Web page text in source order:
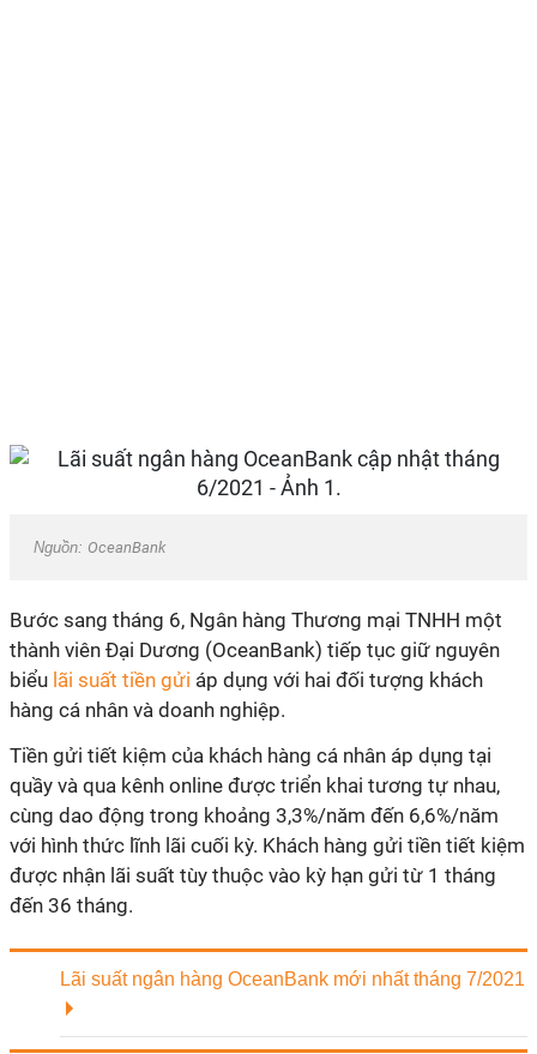
Nguồn: OceanBank
Bước sang tháng 6, Ngân hàng Thương mại TNHH một
thành viên Đại Dương (OceanBank) tiếp tục giữ nguyên
biểu lãi suất tiền gửi áp dụng với hai đối tượng khách
hàng cá nhân và doanh nghiệp.
Tiền gửi tiết kiệm của khách hàng cá nhân áp dụng tại
quầy và qua kênh online được triển khai tương tự nhau,
cùng dao động trong khoảng 3,3%/năm đến 6,6%/năm
với hình thức lĩnh lãi cuối kỳ. Khách hàng gửi tiền tiết kiệm
được nhận lãi suất tùy thuộc vào kỳ hạn gửi từ 1 tháng
đến 36 tháng.
Lãi suất ngân hàng OceanBank mới nhất tháng 7/2021